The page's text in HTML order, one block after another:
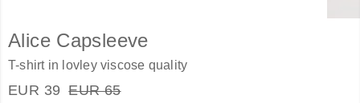
Alice Capsleeve
T-shirt in lovley viscose quality
EUR 39 EUR 65